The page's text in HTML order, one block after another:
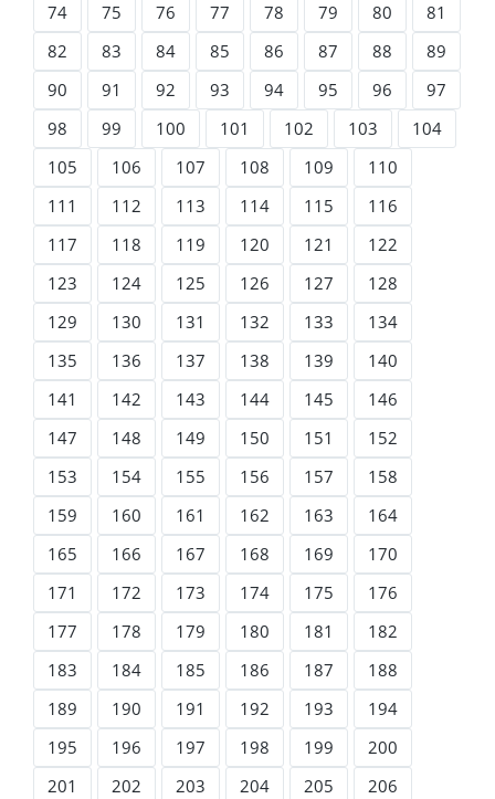
74
75 76 77 78 79 80
81
82
83 84 85 86 87 88
89
90
91 92 93 94 95 96
97
98
99 100 101 102 103
104
105
106 107 108 109
110
111
112 113 114 115
116
117
118 119 120 121
122
123
124 125 126 127
128
129
130 131 132 133
134
135
136 137 138 139
140
141
142 143 144 145
146
147
148 149 150 151
152
153
154 155 156 157
158
159
160 161 162 163
164
165
166 167 168 169
170
171
172 173 174 175
176
177
178 179 180 181
182
183
184 185 186 187
188
189
190 191 192 193
194
195
196 197 198 199
200
201
202 203 204 205
206